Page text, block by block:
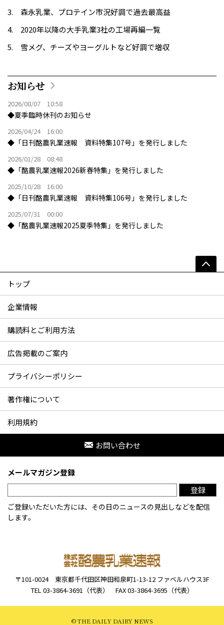
森永乳業、プロテイン市況好調で過去最高益
2020年以降の大手乳業3社の工場再編一覧
雪メグ、チーズやヨーグルトなど好調で増収
お知らせ
2026/08/07 10:58
◆夏季臨時休刊のお知らせ
2026/04/24 16:00
◆「日刊酪農乳業速報 資料特集107号」を発行しました
2026/01/28 08:48
◆「酪農乳業速報2026新春特集」を発行しました
2025/10/28 16:00
◆「日刊酪農乳業速報 資料特集106号」を発行しました
2025/07/31 00:00
◆「酪農乳業速報2025夏季特集」を発行しました
トップ
企業情報
購読料とご利用方法
広告掲載のご案内
プライバシーポリシー
著作権について
利用規約
お問い合わせ
〒101-0024 東京都千代田区神田和泉町1-13-12 ファベルハウス3F
TEL 03-3864-3691（代表）
FAX 03-3864-3695（代表）
メールマガジン登録
登録
ご登録いただいた方には、その日のニュースの見出しなどを配信
します。
© THE DAILY DAIRY NEWS